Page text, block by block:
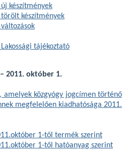
készítmények
törölt készítmények
tájékoztató
2011. október 1.
amelyek közgyógy jogcímen történő
megfelelően kiadhatósága 2011.
1-től termék szerint
1-től hatóanyag szerint